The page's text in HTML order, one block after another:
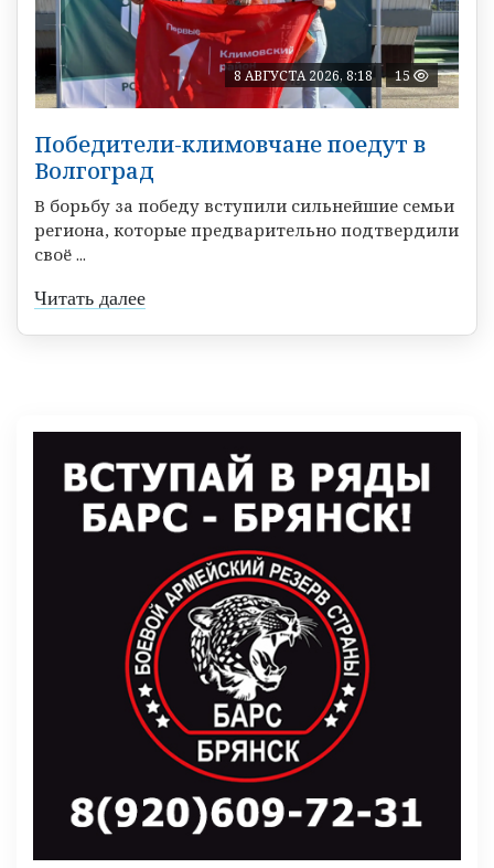
8 АВГУСТА 2026, 8:18 15
Победители-климовчане поедут в
Волгоград
В борьбу за победу вступили сильнейшие семьи
региона, которые предварительно подтвердили
своё ...
Читать далее